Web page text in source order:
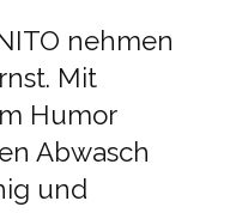
nehmen
Mit
Humor
Abwasch
und